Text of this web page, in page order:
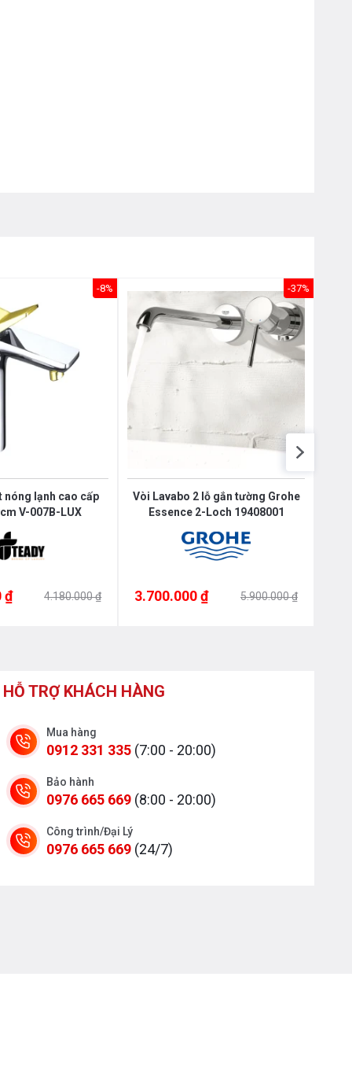
-8%
nóng lạnh cao cấp
V-007B-LUX
₫ 4.180.000 ₫
-37%
Vòi Lavabo 2 lỗ gắn tường Grohe
Essence 2-Loch 19408001
3.700.000 ₫ 5.900.000 ₫
HỖ TRỢ KHÁCH HÀNG
Mua hàng
0912 331 335 (7:00 - 20:00)
Bảo hành
0976 665 669 (8:00 - 20:00)
Công trình/Đại Lý
0976 665 669 (24/7)